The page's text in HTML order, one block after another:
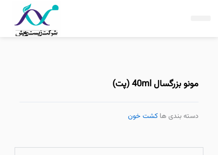
مونو بزرگسال 40ml (پت)
دسته بندی ها کشت خون